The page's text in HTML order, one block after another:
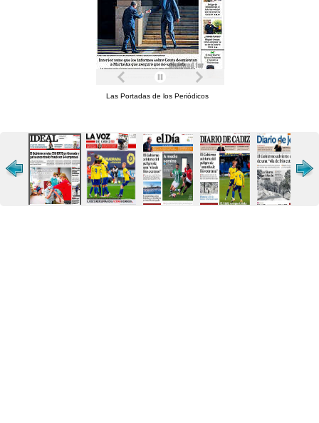
Las Portadas de los Periódicos